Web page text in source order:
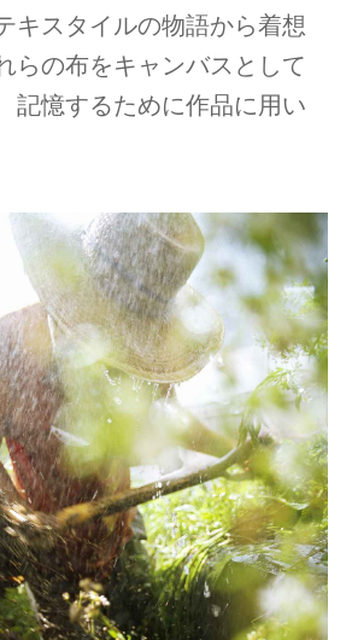
キスタイルの物語から着想
らの布をキャンバスとして
記憶するために作品に用い